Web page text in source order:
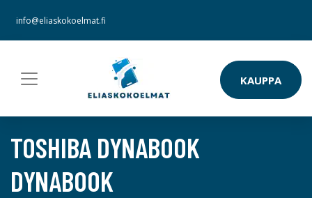
info@eliaskokoelmat.fi
KAUPPA
TOSHIBA DYNABOOK
DYNABOOK